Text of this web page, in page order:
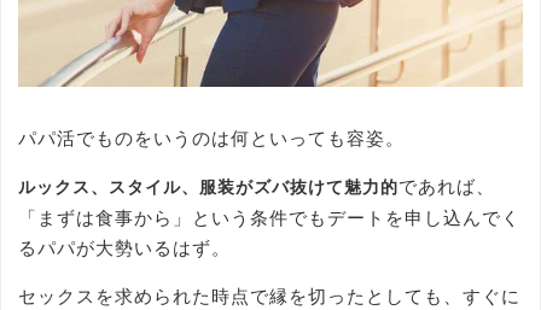
パパ活でものをいうのは何といっても容姿。
ルックス、スタイル、服装がズバ抜けて魅力的であれば、
「まずは食事から」という条件でもデートを申し込んでく
るパパが大勢いるはず。
セックスを求められた時点で縁を切ったとしても、すぐに